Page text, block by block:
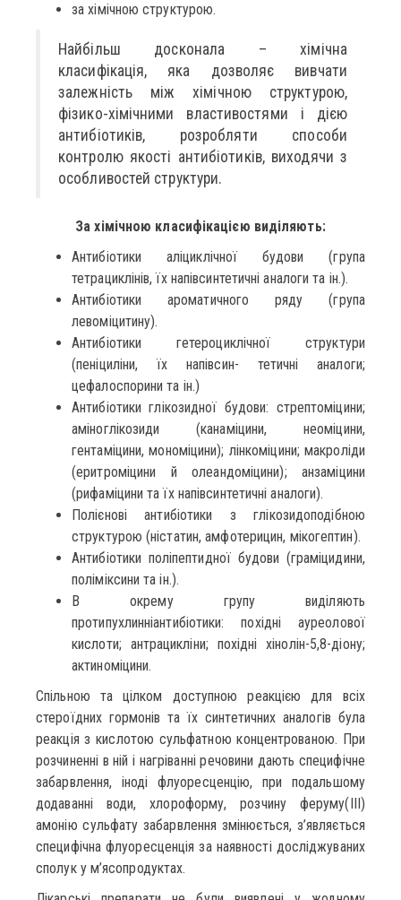
за хімічною структурою.
Найбільш досконала – хімічна
класифікація, яка дозволяє вивчати
залежність між хімічною структурою,
фізико-хімічними властивостями і дією
антибіотиків, розробляти способи
контролю якості антибіотиків, виходячи з
особливостей структури.
За хімічною класифікацією виділяють:
Антибіотики аліциклічної будови (група
тетрациклінів, їх напівсинтетичні аналоги та ін.).
Антибіотики ароматичного ряду (група
левоміцитину).
Антибіотики гетероциклічної структури
(пеніциліни, їх напівсин- тетичні аналоги;
цефалоспорини та ін.)
Антибіотики глікозидної будови: стрептоміцини;
аміноглікозиди (канаміцини, неоміцини,
гентаміцини, мономіцини); лінкоміцини; макроліди
(еритроміцини й олеандоміцини); анзаміцини
(рифаміцини та їх напівсинтетичні аналоги).
Полієнові антибіотики з глікозидоподібною
структурою (ністатин, амфотерицин, мікогептин).
Антибіотики поліпептидної будови (граміцидини,
поліміксини та ін.).
В окрему групу виділяють
протипухлинніантибіотики: похідні ауреолової
кислоти; антрацикліни; похідні хінолін-5,8-діону;
актиноміцини.
Спільною та цілком доступною реакцією для всіх
стероїдних гормонів та їх синтетичних аналогів була
реакція з кислотою сульфатною концентрованою. При
розчиненні в ній і нагріванні речовини дають специфічне
забарвлення, іноді флуоресценцію, при подальшому
додаванні води, хлороформу, розчину феруму(ІІІ)
амонію сульфату забарвлення змінюється, з’являється
специфічна флуоресценція за наявності досліджуваних
сполук у м’ясопродуктах.